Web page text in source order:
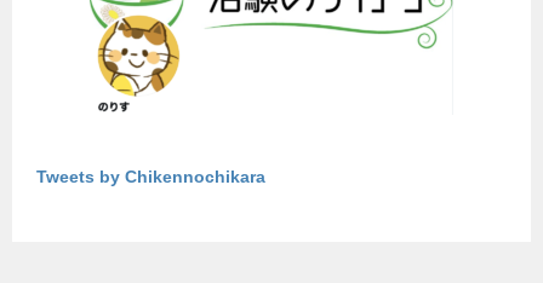
Tweets by Chikennochikara